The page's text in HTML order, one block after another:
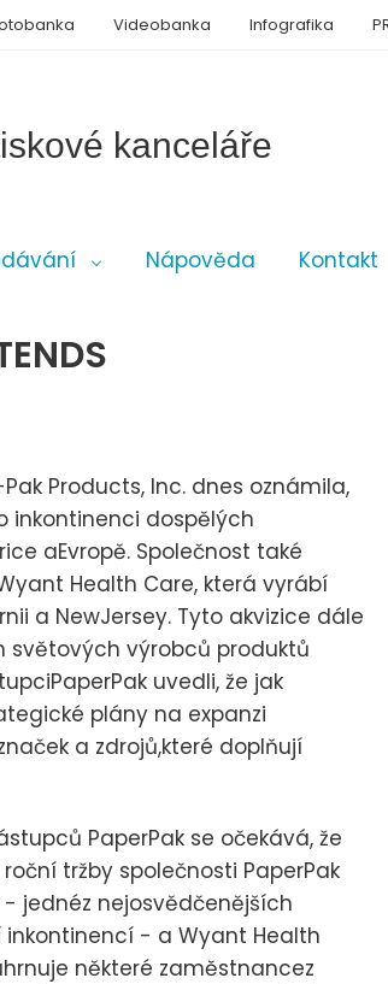
kanceláře
Nápověda Kontakt
Videobanka Infografika
Pak Products, Inc. dnes oznámila,
inkontinenci dospělých
aEvropě. Společnost také
Health Care, která vyrábí
a NewJersey. Tyto akvizice dále
světových výrobců produktů
uvedli, že jak
plány na expanzi
a zdrojů,které doplňují
PaperPak se očekává, že
tržby společnosti PaperPak
- jednéz nejosvědčenějších
- a Wyant Health
některé zaměstnancez